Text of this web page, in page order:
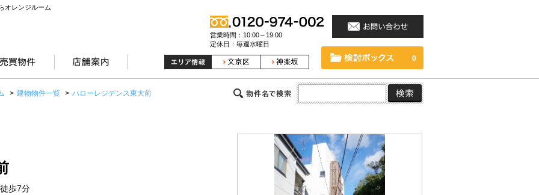
オレンジルーム
営業時間：10:00～19:00
定休日：毎週水曜日
0
> 建物物件一覧 > ハローレジデンス東大前
歩7分